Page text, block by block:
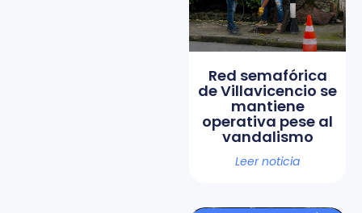
Red semafórica
de Villavicencio se
mantiene
operativa pese al
vandalismo
Leer noticia